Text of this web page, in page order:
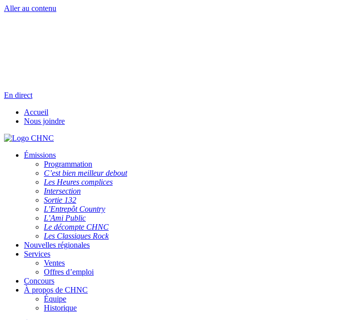
Aller au contenu
En direct
Accueil
Nous joindre
Émissions
Programmation
C’est bien meilleur debout
Les Heures complices
Intersection
Sortie 132
L’Entrepôt Country
L’Ami Public
Le décompte CHNC
Les Classiques Rock
Nouvelles régionales
Services
Ventes
Offres d’emploi
Concours
À propos de CHNC
Équipe
Historique